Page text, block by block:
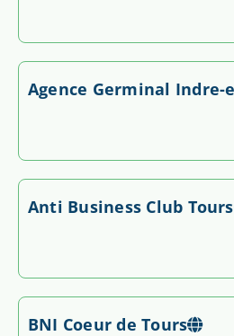
Agence Germinal Indre-
Anti Business Club Tours
BNI Coeur de Tours